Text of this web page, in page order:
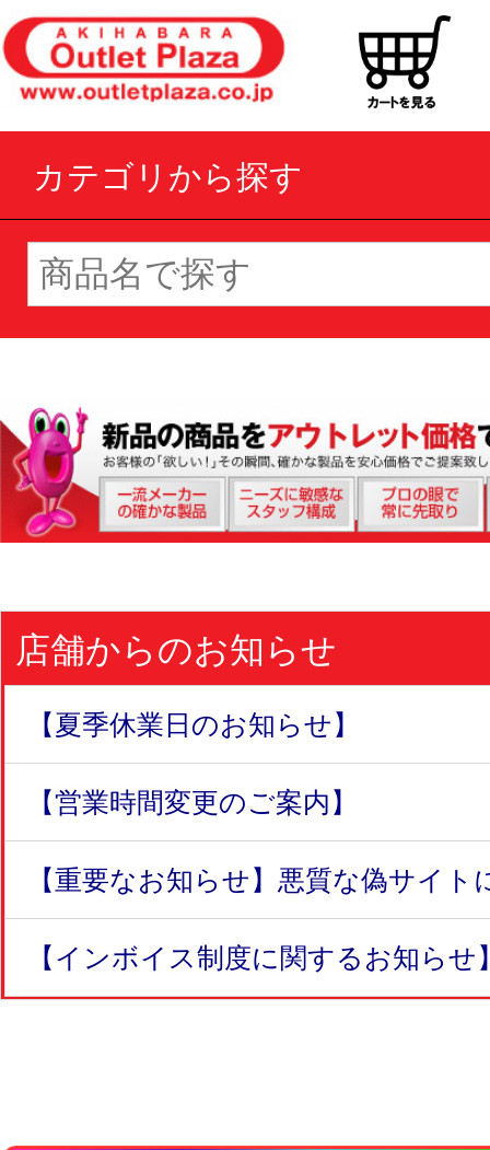
カテゴリから探す
店舗からのお知らせ
【夏季休業日のお知らせ】
【営業時間変更のご案内】
【重要なお知らせ】悪質な偽サイト
【インボイス制度に関するお知らせ